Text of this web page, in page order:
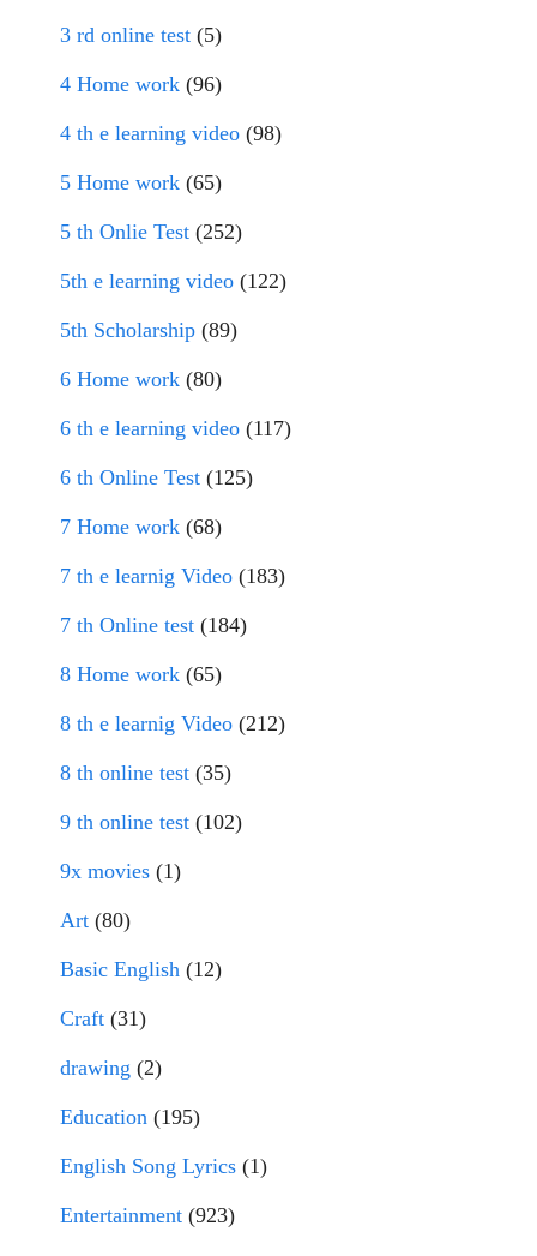
3 rd online test (5)
4 Home work (96)
4 th e learning video (98)
5 Home work (65)
5 th Onlie Test (252)
5th e learning video (122)
5th Scholarship (89)
6 Home work (80)
6 th e learning video (117)
6 th Online Test (125)
7 Home work (68)
7 th e learnig Video (183)
7 th Online test (184)
8 Home work (65)
8 th e learnig Video (212)
8 th online test (35)
9 th online test (102)
9x movies (1)
Art (80)
Basic English (12)
Craft (31)
drawing (2)
Education (195)
English Song Lyrics (1)
Entertainment (923)